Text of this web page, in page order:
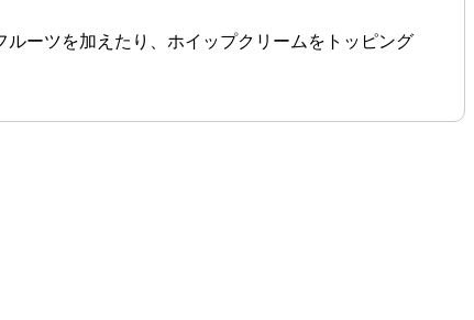
ーツを加えたり、ホイップクリームをトッピング